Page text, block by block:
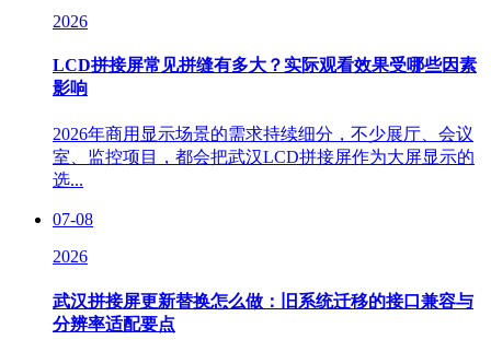
2026
LCD拼接屏常见拼缝有多大？实际观看效果受哪些因素
影响
2026年商用显示场景的需求持续细分，不少展厅、会议
室、监控项目，都会把武汉LCD拼接屏作为大屏显示的
选...
07-08
2026
武汉拼接屏更新替换怎么做：旧系统迁移的接口兼容与
分辨率适配要点